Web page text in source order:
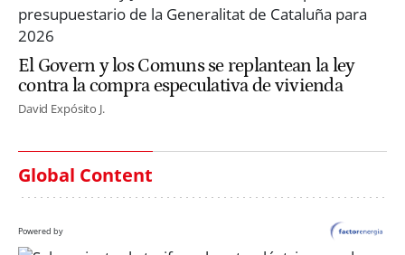
El Govern y los Comuns se replantean la ley
contra la compra especulativa de vivienda
David Expósito J.
Global Content
Powered by